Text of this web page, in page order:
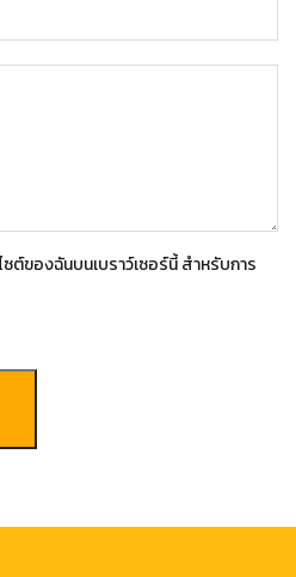
ต์ของฉันบนเบราว์เซอร์นี้ สำหรับการ